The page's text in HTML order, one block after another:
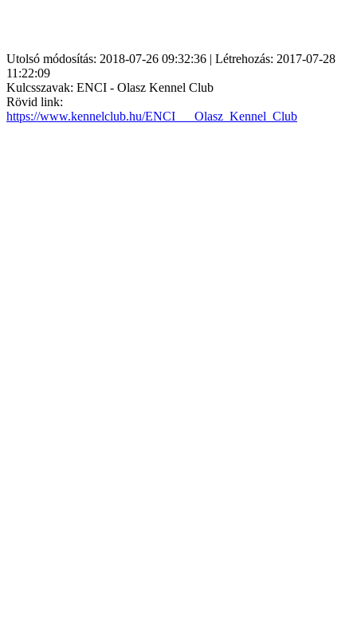
Utolsó módosítás: 2018-07-26 09:32:36 | Létrehozás: 2017-07-28
11:22:09
Kulcsszavak: ENCI - Olasz Kennel Club
Rövid link:
https://www.kennelclub.hu/ENCI___Olasz_Kennel_Club